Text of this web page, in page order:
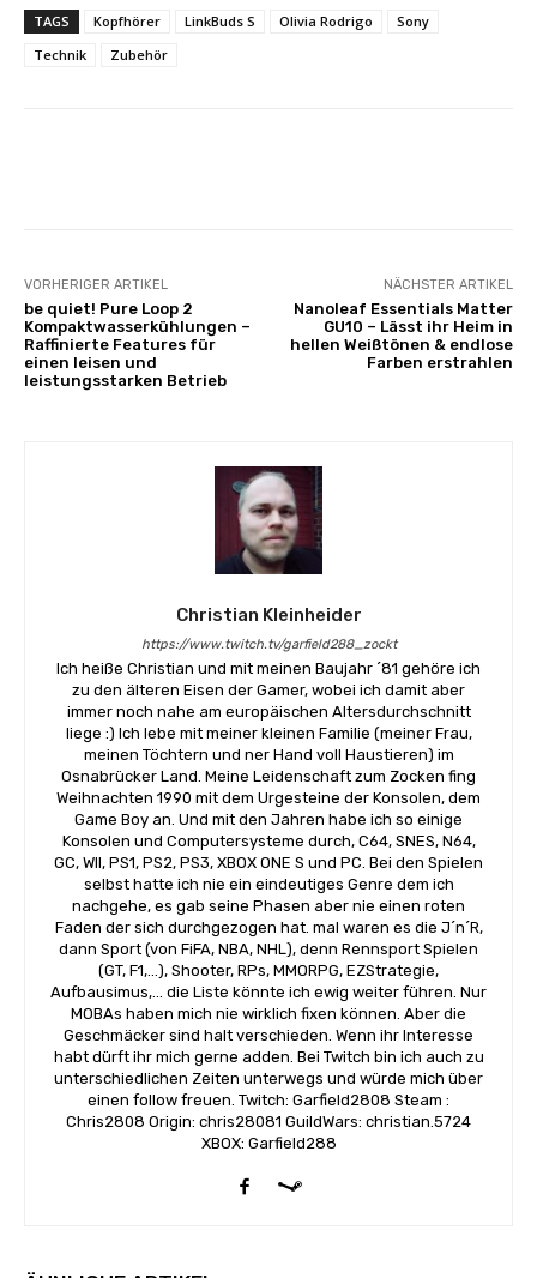
TAGS Kopfhörer LinkBuds S Olivia Rodrigo
Sony
Technik
Zubehör
VORHERIGER ARTIKEL
be quiet! Pure Loop 2
Kompaktwasserkühlungen –
Raffinierte Features für
einen leisen und
leistungsstarken Betrieb
NÄCHSTER ARTIKEL
Nanoleaf Essentials Matter
GU10 – Lässt ihr Heim in
hellen Weißtönen & endlose
Farben erstrahlen
Christian Kleinheider
https://www.twitch.tv/garfield288_zockt
Ich heiße Christian und mit meinen Baujahr ´81 gehöre ich
zu den älteren Eisen der Gamer, wobei ich damit aber
immer noch nahe am europäischen Altersdurchschnitt
liege :) Ich lebe mit meiner kleinen Familie (meiner Frau,
meinen Töchtern und ner Hand voll Haustieren) im
Osnabrücker Land. Meine Leidenschaft zum Zocken fing
Weihnachten 1990 mit dem Urgesteine der Konsolen, dem
Game Boy an. Und mit den Jahren habe ich so einige
Konsolen und Computersysteme durch, C64, SNES, N64,
GC, WII, PS1, PS2, PS3, XBOX ONE S und PC. Bei den Spielen
selbst hatte ich nie ein eindeutiges Genre dem ich
nachgehe, es gab seine Phasen aber nie einen roten
Faden der sich durchgezogen hat. mal waren es die J´n´R,
dann Sport (von FiFA, NBA, NHL), denn Rennsport Spielen
(GT, F1,...), Shooter, RPs, MMORPG, EZStrategie,
Aufbausimus,... die Liste könnte ich ewig weiter führen. Nur
MOBAs haben mich nie wirklich fixen können. Aber die
Geschmäcker sind halt verschieden. Wenn ihr Interesse
habt dürft ihr mich gerne adden. Bei Twitch bin ich auch zu
unterschiedlichen Zeiten unterwegs und würde mich über
einen follow freuen. Twitch: Garfield2808 Steam :
Chris2808 Origin: chris28081 GuildWars: christian.5724
XBOX: Garfield288